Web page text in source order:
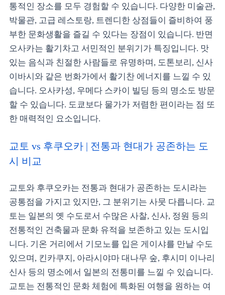
통적인 장소를 모두 경험할 수 있습니다. 다양한 미술관,
박물관, 고급 레스토랑, 트렌디한 상점들이 즐비하여 풍
부한 문화생활을 즐길 수 있다는 장점이 있습니다. 반면
오사카는 활기차고 서민적인 분위기가 특징입니다. 맛
있는 음식과 친절한 사람들로 유명하며, 도톤보리, 신사
이바시와 같은 번화가에서 활기찬 에너지를 느낄 수 있
습니다. 오사카성, 우메다 스카이 빌딩 등의 명소도 방문
할 수 있습니다. 도쿄보다 물가가 저렴한 편이라는 점 또
한 매력적인 요소입니다.
교토 vs 후쿠오카 | 전통과 현대가 공존하는 도
시 비교
교토와 후쿠오카는 전통과 현대가 공존하는 도시라는
공통점을 가지고 있지만, 그 분위기는 사뭇 다릅니다. 교
토는 일본의 옛 수도로서 수많은 사찰, 신사, 정원 등의
전통적인 건축물과 문화 유적을 보존하고 있는 도시입
니다. 기온 거리에서 기모노를 입은 게이샤를 만날 수도
있으며, 킨카쿠지, 아라시야마 대나무 숲, 후시미 이나리
신사 등의 명소에서 일본의 전통미를 느낄 수 있습니다.
교토는 전통적인 문화 체험에 특화된 여행을 원하는 여